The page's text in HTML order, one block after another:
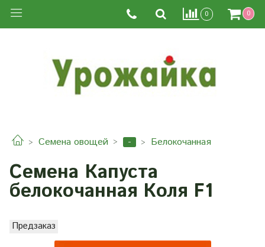
0 0
Семена овощей - Белокочанная
Семена Капуста
белокочанная Коля F1
Предзаказ